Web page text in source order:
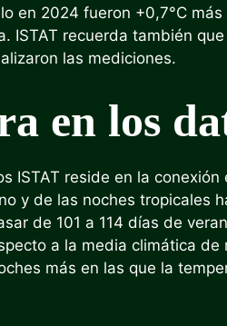
en 2024 fueron +0,7°C
ISTAT recuerda también
las mediciones.
en los
ISTAT reside en la
y de las noches tropicales
de 101 a 114 días de
a la media climática
más en las que la